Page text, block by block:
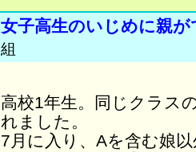
女子高生のいじめに親
組
高校1年生。同じクラス
れました。
7月に入り、Aを含む娘